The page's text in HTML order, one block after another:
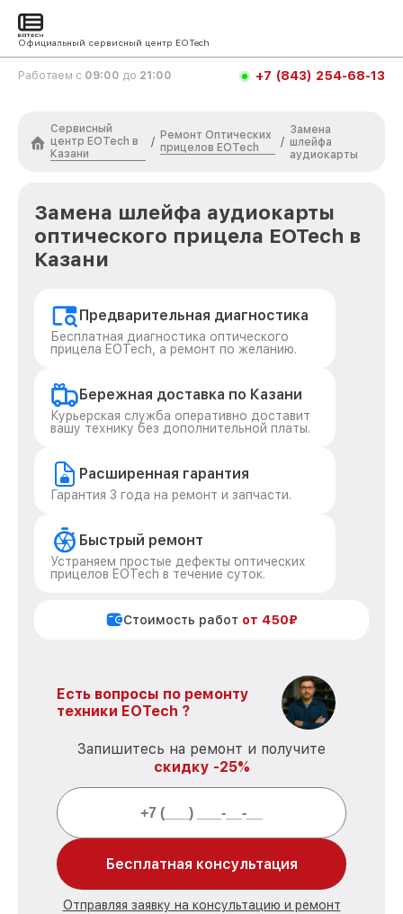
Официальный сервисный центр EOTech
Работаем с 09:00 до 21:00 +7 (843) 254-68-13
Сервисный
центр EOTech в
Казани
/
Ремонт Оптических
прицелов EOTech
/
Замена
шлейфа
аудиокарты
Замена шлейфа аудиокарты
оптического прицела EOTech в
Казани
Предварительная диагностика
Бесплатная диагностика оптического
прицела EOTech, а ремонт по желанию.
Бережная доставка по Казани
Курьерская служба оперативно доставит
вашу технику без дополнительной платы.
Расширенная гарантия
Гарантия 3 года на ремонт и запчасти.
Быстрый ремонт
Устраняем простые дефекты оптических
прицелов EOTech в течение суток.
Стоимость работ от 450₽
Есть вопросы по ремонту
техники EOTech ?
Запишитесь на ремонт и получите
скидку -25%
Бесплатная консультация
Отправляя заявку на консультацию и ремонт